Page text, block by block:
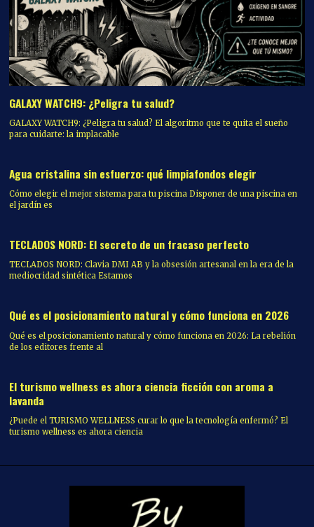
GALAXY WATCH9: ¿Peligra tu salud?
GALAXY WATCH9: ¿Peligra tu salud? El algoritmo que te quita el sueño
para cuidarte: la implacable
Agua cristalina sin esfuerzo: qué limpiafondos elegir
Cómo elegir el mejor sistema para tu piscina Disponer de una piscina en
el jardín es
TECLADOS NORD: El secreto de un fracaso perfecto
TECLADOS NORD: Clavia DMI AB y la obsesión artesanal en la era de la
mediocridad sintética Estamos
Qué es el posicionamiento natural y cómo funciona en 2026
Qué es el posicionamiento natural y cómo funciona en 2026: La rebelión
de los editores frente al
El turismo wellness es ahora ciencia ficción con aroma a
lavanda
¿Puede el TURISMO WELLNESS curar lo que la tecnología enfermó? El
turismo wellness es ahora ciencia